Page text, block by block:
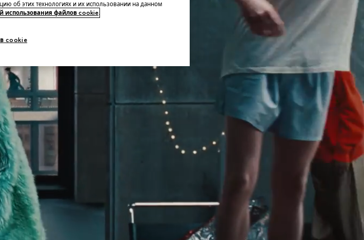
об этих технологиях и их использовании на данном
использования файлов cookie.
cookie